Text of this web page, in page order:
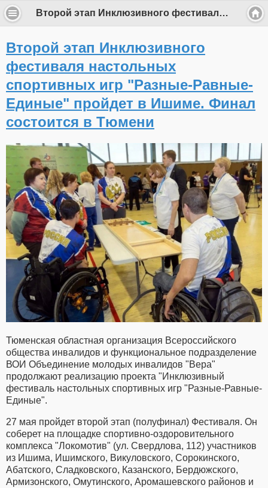
Второй этап Инклюзивного фестиваля настольных спортивных игр "Разные-Равные-Единые" пройдет в Ишиме. Финал состоится в Тюмени
Второй этап Инклюзивного
фестиваля настольных
спортивных игр "Разные-Равные-
Единые" пройдет в Ишиме. Финал
состоится в Тюмени
Тюменская областная организация Всероссийского
общества инвалидов и функциональное подразделение
ВОИ Объединение молодых инвалидов "Вера"
продолжают реализацию проекта "Инклюзивный
фестиваль настольных спортивных игр "Разные-Равные-
Единые".
27 мая пройдет второй этап (полуфинал) Фестиваля. Он
соберет на площадке спортивно-оздоровительного
комплекса "Локомотив" (ул. Свердлова, 112) участников
из Ишима, Ишимского, Викуловского, Сорокинского,
Абатского, Сладковского, Казанского, Бердюжского,
Армизонского, Омутинского, Аромашевского районов и